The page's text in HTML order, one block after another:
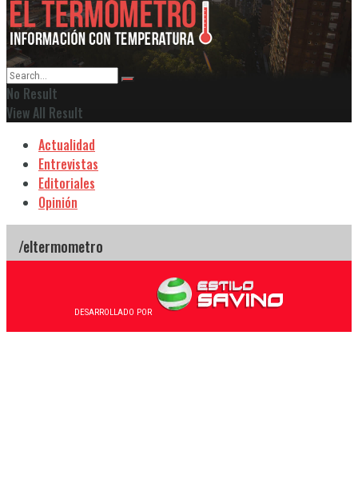
No Result
View All Result
Actualidad
Entrevistas
Editoriales
Opinión
DESARROLLADO POR